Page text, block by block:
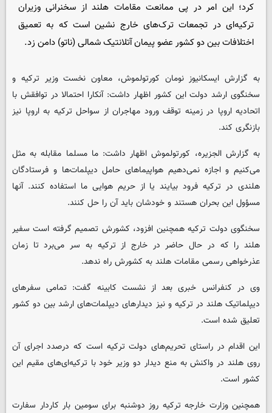
کرد؛ این امر در پی ممانعت مقامات هلند از سخنرانی وزیران
ترکیه‌ای در تجمعات ترک‌های خارج نشین است که به تعمیق
اختلافات بین دو کشور عضو پیمان آتلانتیک شمالی (ناتو) دامن زد.
به گزارش ایسکانیوز نومان کورتولموش، معاون نخست وزیر ترکیه و
سخنگوی ارشد دولت این کشور اظهار داشت: آنکارا احتمالا در توافقش با
اتحادیه اروپا در زمینه توقف ورود مهاجران از سواحل ترکیه به اروپا نیز
بازنگری کند.
به گزارش الجزیره، کورتولموش اظهار داشت: ما مسلما مقابله به مثل
می‌کنیم و اجازه نمی‌دهیم هواپیماهای حامل دیپلمات‌ها و فرستادگان
هلندی در ترکیه فرود بیایند یا از حریم هوایی ما استفاده کنند. آنها
مسؤول این بحران هستند و خودشان باید آن را حل کنند.
سخنگوی دولت ترکیه همچنین افزود، کشورش تصمیم گرفته است سفیر
هلند را که در حال حاضر در خارج از ترکیه به سر می‌برد تا زمان
عذرخواهی رسمی مقامات هلند به کشورش راه ندهد.
وی در کنفرانس خبری بعد از نشست کابینه گفت: تمامی سفرهای
دیپلماتیک هلند در ترکیه و نیز دیدارهای دیپلمات‌های ارشد بین دو کشور
تعلیق شده است.
این اقدام در راستای تحریم‌های دولت ترکیه است که درصدد اجرای آن
روی هلند در واکنش به منع دیدار دو وزیر خود با ترکیه‌ای‌های مقیم این
کشور است.
همچنین وزارت خارجه ترکیه روز دوشنبه برای سومین بار کاردار سفارت